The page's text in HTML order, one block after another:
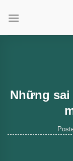
Những